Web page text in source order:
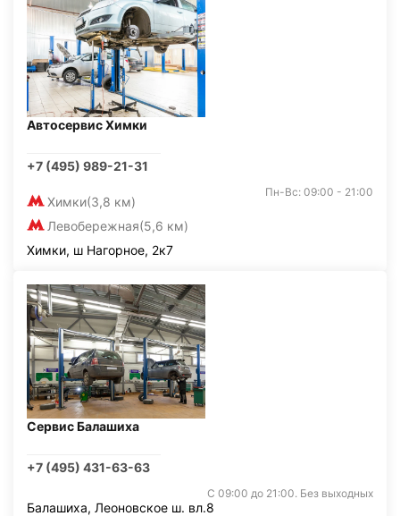
Автосервис Химки
+7 (495) 989-21-31
Химки(3,8 км)
Левобережная(5,6 км)
Пн-Вс: 09:00 - 21:00
Химки, ш Нагорное, 2к7
Сервис Балашиха
+7 (495) 431-63-63
С 09:00 до 21:00. Без выходных
Балашиха, Леоновское ш. вл.8